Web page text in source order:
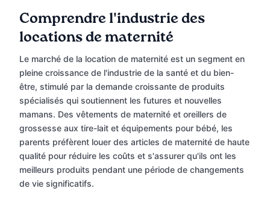
Comprendre l'industrie des
locations de maternité
Le marché de la location de maternité est un segment en
pleine croissance de l'industrie de la santé et du bien-
être, stimulé par la demande croissante de produits
spécialisés qui soutiennent les futures et nouvelles
mamans. Des vêtements de maternité et oreillers de
grossesse aux tire-lait et équipements pour bébé, les
parents préfèrent louer des articles de maternité de haute
qualité pour réduire les coûts et s'assurer qu'ils ont les
meilleurs produits pendant une période de changements
de vie significatifs.